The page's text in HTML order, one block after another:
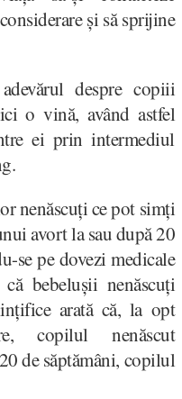
și să sprijine
despre copiii
o vină, având astfel
ei prin intermediul
nenăscuți ce pot simți
avort la sau după 20
se pe dovezi medicale
bebelușii nenăscuți
arată că, la opt
copilul nenăscut
de săptămâni, copilul